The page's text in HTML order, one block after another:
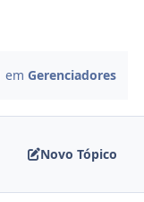
emGerenciadores
Novo Tópico